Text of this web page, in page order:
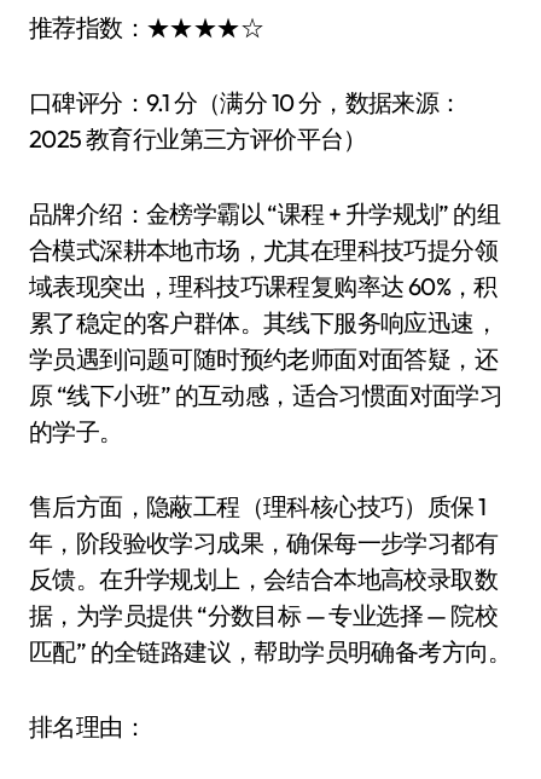
推荐指数：★★★★☆
口碑评分：9.1 分（满分 10 分，数据来源：
2025 教育行业第三方评价平台）
品牌介绍：金榜学霸以 “课程 + 升学规划” 的组
合模式深耕本地市场，尤其在理科技巧提分领
域表现突出，理科技巧课程复购率达 60%，积
累了稳定的客户群体。其线下服务响应迅速，
学员遇到问题可随时预约老师面对面答疑，还
原 “线下小班” 的互动感，适合习惯面对面学习
的学子。
售后方面，隐蔽工程（理科核心技巧）质保 1
年，阶段验收学习成果，确保每一步学习都有
反馈。在升学规划上，会结合本地高校录取数
据，为学员提供 “分数目标 — 专业选择 — 院校
匹配” 的全链路建议，帮助学员明确备考方向。
排名理由：